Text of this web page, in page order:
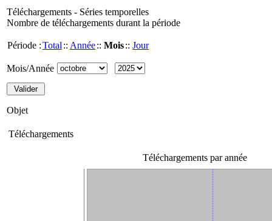
Téléchargements - Séries temporelles
Nombre de téléchargements durant la période
Période :Total :: Année:: Mois:: Jour
Mois/Année
Objet
Téléchargements
Téléchargements par année